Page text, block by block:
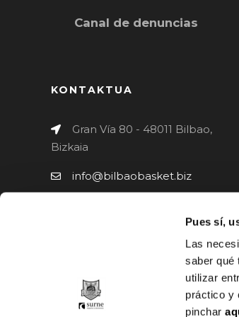
Pues sí,
Las
saber qué
utilizar
práctico y
pinchar
Canal de denuncias
KONTAKTUA
Gran Vía 80 - 48011 Bilbao,
Bizkaia
info@bilbaobasket.biz